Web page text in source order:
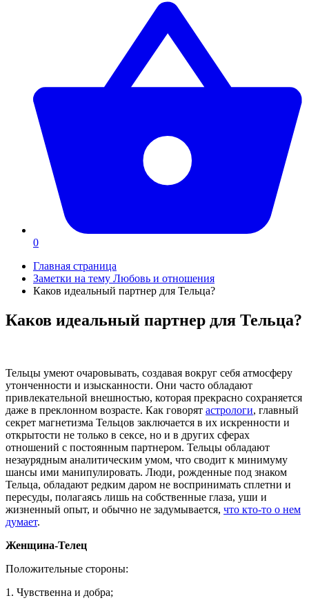
0
Главная страница
Заметки на тему Любовь и отношения
Каков идеальный партнер для Тельца?
Каков идеальный партнер для Тельца?
Тельцы умеют очаровывать, создавая вокруг себя атмосферу
утонченности и изысканности. Они часто обладают
привлекательной внешностью, которая прекрасно сохраняется
даже в преклонном возрасте. Как говорят астрологи, главный
секрет магнетизма Тельцов заключается в их искренности и
открытости не только в сексе, но и в других сферах
отношений с постоянным партнером. Тельцы обладают
незаурядным аналитическим умом, что сводит к минимуму
шансы ими манипулировать. Люди, рожденные под знаком
Тельца, обладают редким даром не воспринимать сплетни и
пересуды, полагаясь лишь на собственные глаза, уши и
жизненный опыт, и обычно не задумывается, что кто-то о нем
думает.
Женщина-Телец
Положительные стороны:
1. Чувственна и добра;